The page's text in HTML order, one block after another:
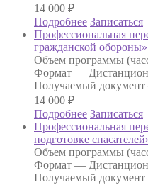
14 000 ₽
Подробнее Записаться
Профессиональная
гражданской обороны»
Объем программы
Формат —
Получаемый
14 000 ₽
Подробнее Записаться
Профессиональная
подготовке
Объем программы
Формат —
Получаемый